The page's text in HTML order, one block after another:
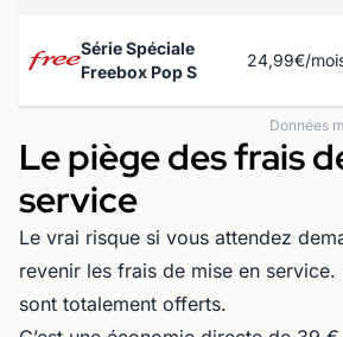
Série Spéciale
Freebox Pop S
24,99€/
Données
Le piège des frais
service
Le vrai risque si vous attendez
revenir les frais de mise en
sont totalement offerts.